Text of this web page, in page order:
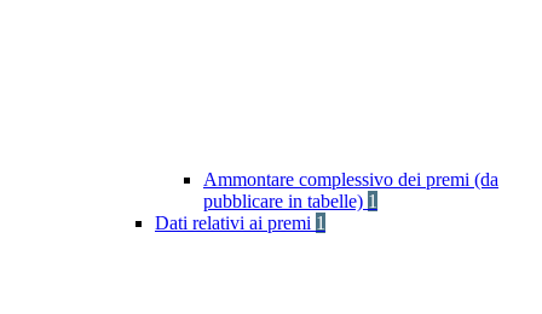
Ammontare complessivo dei premi (da
pubblicare in tabelle) 1
Dati relativi ai premi 1